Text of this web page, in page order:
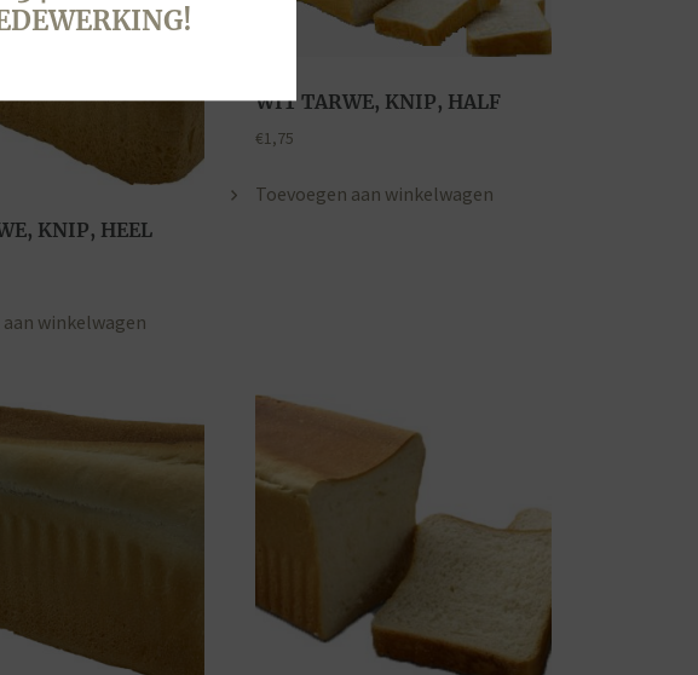
KNIP, HEEL
winkelwagen
WIT TARWE, KNIP, HALF
€1,75
Toevoegen aan winkelwagen